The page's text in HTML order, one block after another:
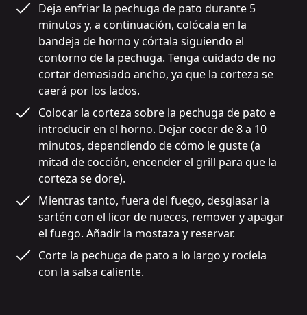
Deja enfriar la pechuga de pato durante 5
minutos y, a continuación, colócala en la
bandeja de horno y córtala siguiendo el
contorno de la pechuga. Tenga cuidado de no
cortar demasiado ancho, ya que la corteza se
caerá por los lados.
Colocar la corteza sobre la pechuga de pato e
introducir en el horno. Dejar cocer de 8 a 10
minutos, dependiendo de cómo le guste (a
mitad de cocción, encender el grill para que la
corteza se dore).
Mientras tanto, fuera del fuego, desglasar la
sartén con el licor de nueces, remover y apagar
el fuego. Añadir la mostaza y reservar.
Corte la pechuga de pato a lo largo y rocíela
con la salsa caliente.